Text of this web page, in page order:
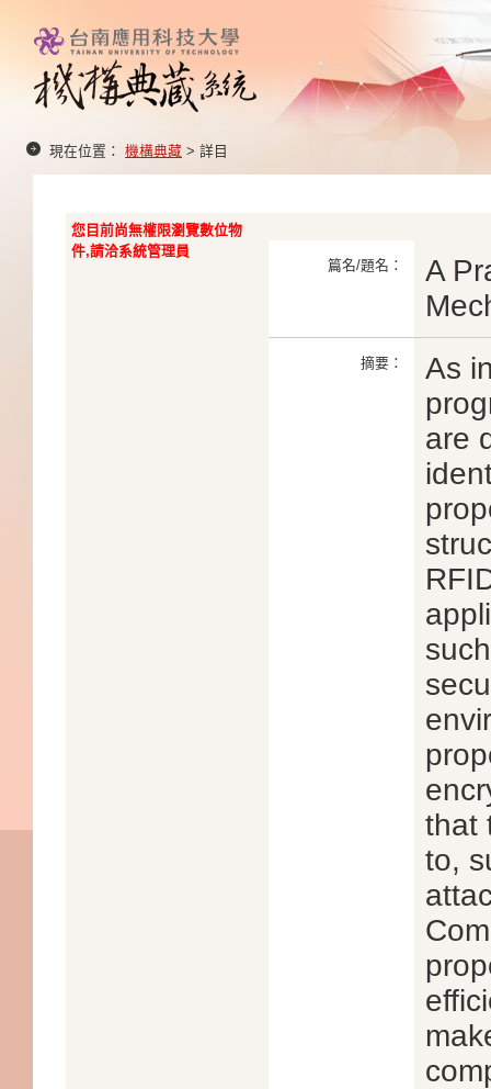
現在位置： 機構典藏 > 詳目
您目前尚無權限瀏覽數位物
件,請洽系統管理員
篇名/題名：
A
摘要：
As
are
that
to,